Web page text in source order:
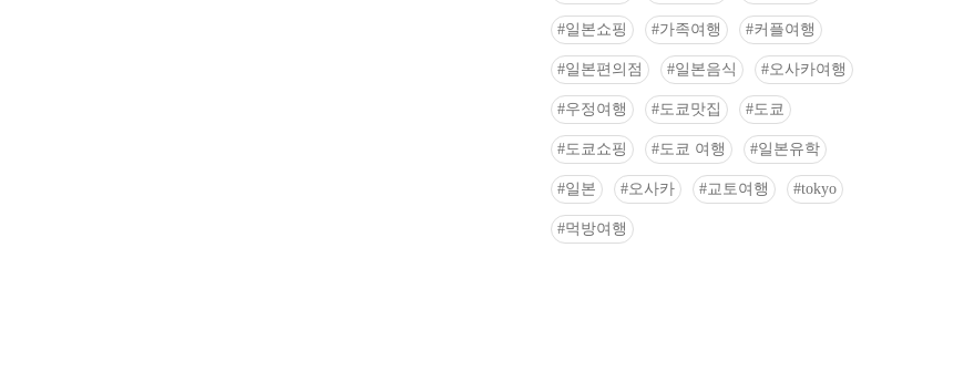
일본쇼핑 가족여행 커플여행
일본편의점 일본음식 오사카여행
우정여행 도쿄맛집 도쿄
도쿄쇼핑 도쿄 여행 일본유학
일본 오사카 교토여행 tokyo
먹방여행